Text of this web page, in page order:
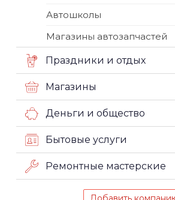
Автошколы
Магазины автозапчастей
Праздники и отдых
Магазины
Деньги и общество
Бытовые услуги
Ремонтные мастерские